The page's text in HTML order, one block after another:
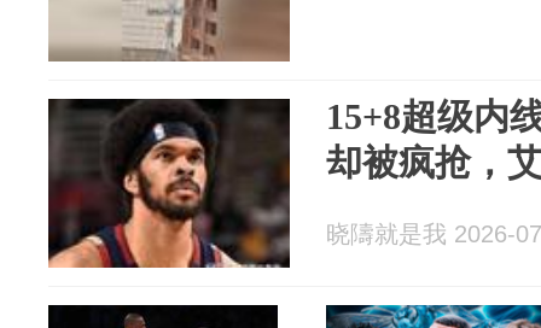
15+8超级内
却被疯抢，
晓隯就是我 2026-